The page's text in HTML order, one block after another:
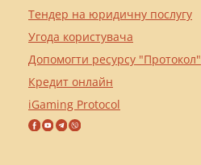
Тендер на юридичну послугу
Угода користувача
Допомогти ресурсу "Протокол"
Кредит онлайн
iGaming Protocol